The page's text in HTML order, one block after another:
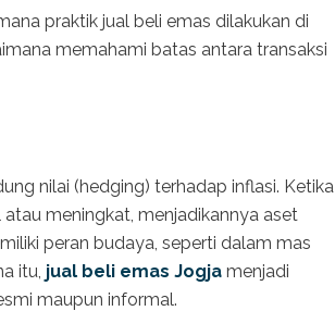
praktik jual beli emas dilakukan di
memahami batas antara transaksi
nilai (hedging) terhadap inflasi. Ketika
meningkat, menjadikannya aset
peran budaya, seperti dalam mas
itu, jual beli emas Jogja menjadi
maupun informal.